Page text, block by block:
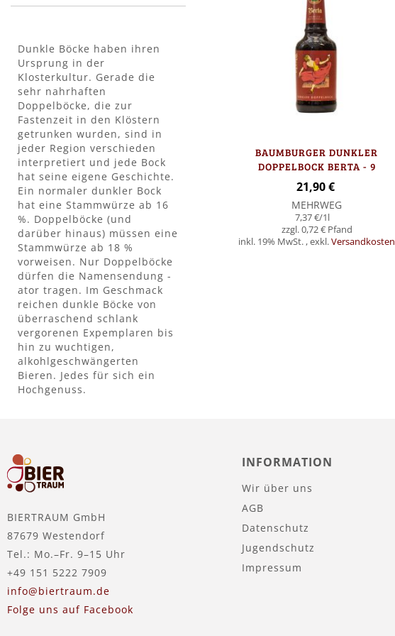
BAUMBURGER DUNKLER
DOPPELBOCK BERTA - 9
FLASCHEN
21,90 €
MEHRWEG
7,37 €/1l
0,72 €
inkl. 19% MwSt.,exkl.Versandkosten
Dunkle Böcke haben ihren
Ursprung in der
Klosterkultur. Gerade die
sehr nahrhaften
Doppelböcke, die zur
Fastenzeit in den Klöstern
getrunken wurden, sind in
jeder Region verschieden
interpretiert und jede Bock
hat seine eigene Geschichte.
Ein normaler dunkler Bock
hat eine Stammwürze ab 16
%. Doppelböcke (und
darüber hinaus) müssen eine
Stammwürze ab 18 %
vorweisen. Nur Doppelböcke
dürfen die Namensendung -
ator tragen. Im Geschmack
reichen dunkle Böcke von
überraschend schlank
vergorenen Expemplaren bis
hin zu wuchtigen,
alkohlgeschwängerten
Bieren. Jedes für sich ein
Hochgenuss.
BIERTRAUM GmbH
87679 Westendorf
Tel.: Mo.–Fr. 9–15 Uhr
+49 151 5222 7909
info@biertraum.de
Folge uns auf Facebook
INFORMATION
Wir über uns
AGB
Datenschutz
Jugendschutz
Impressum